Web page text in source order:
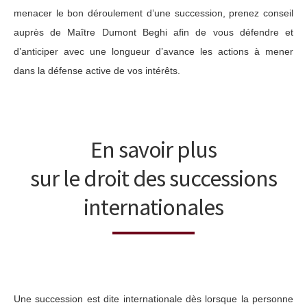
menacer le bon déroulement d’une succession, prenez conseil
auprès de Maître Dumont Beghi afin de vous défendre et
d’anticiper avec une longueur d’avance les actions à mener
dans la défense active de vos intérêts.
En savoir plus
sur le droit des successions
internationales
Une succession est dite internationale dès lorsque la personne